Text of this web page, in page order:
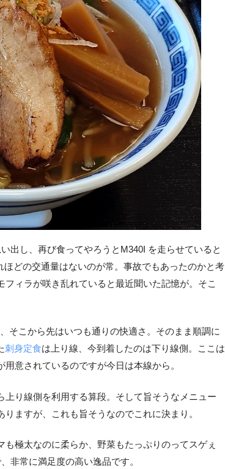
出し、再び食ってやろうとM340I を走らせていると
どの交通量はないのが常。事故でもあったのかと考
ィラが咲き乱れていると最近聞いた記憶が。そこ
そこから先はいつも通りの快適さ。そのまま順調に
刺身定食は上り線、今到着したのは下り線側。ここは
意されているのですが今日は本線から。
り線側を利用する算段。そして旨そうなメニュー
ますが、これも旨そうなのでこれに決まり。
極太なのに柔らか、野菜もたっぷりのってスゲぇ
非常に満足度の高い逸品です。